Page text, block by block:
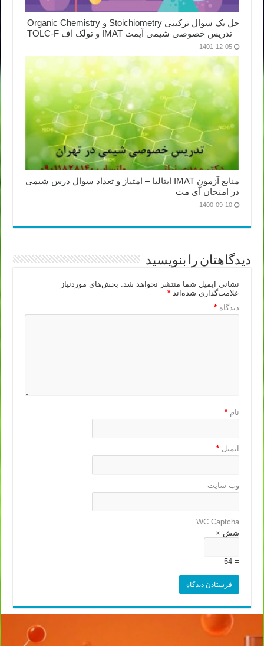
حل یک سوال ترکیبی Stoichiometry و Organic Chemistry
– تدریس خصوصی شیمی آیمت IMAT و تولک اف TOLC-F
1401-12-05
منابع آزمون IMAT ایتالیا – امتیاز و تعداد سوال درس شیمی
در امتحان آی مت
1400-09-10
دیدگاهتان را بنویسید
نشانی ایمیل شما منتشر نخواهد شد. بخش‌های موردنیاز
علامت‌گذاری شده‌اند*
دیدگاه*
نام*
ایمیل*
وب‌ سایت
WC Captcha
شش ×
= 54